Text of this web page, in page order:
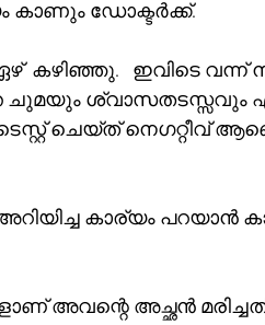
കാണും ഡോക്ടർക്ക്.
കഴിഞ്ഞു.   ഇവിടെ വന്ന്
ചുമയും ശ്വാസതടസ്സവും
ചെയ്ത് നെഗറ്റീവ്
കാര്യം പറയാൻ
അവന്റെ അച്ഛൻ